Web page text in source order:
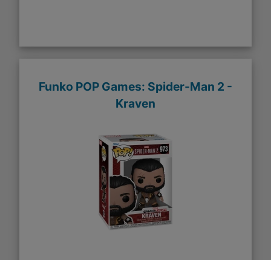
Funko POP Games: Spider-Man 2 -
Kraven